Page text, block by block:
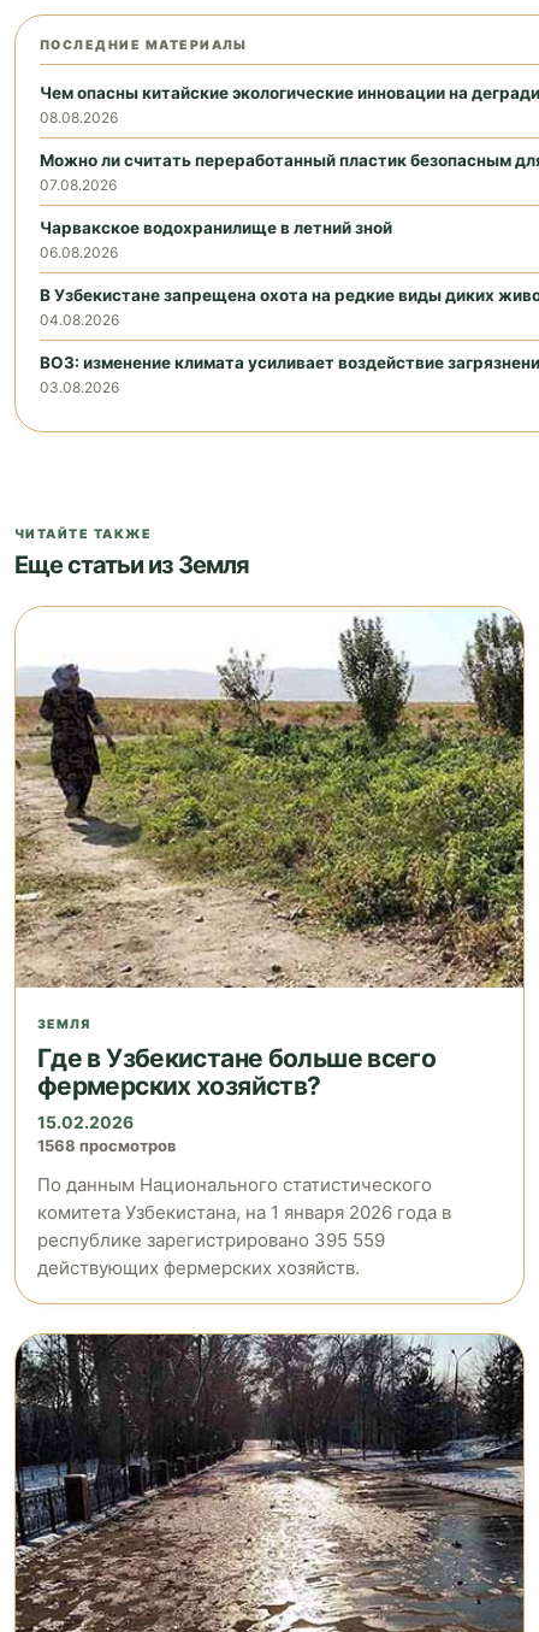
ПОСЛЕДНИЕ МАТЕРИАЛЫ
Чем опасны китайские экологические инновации на
08.08.2026
Можно ли считать переработанный пластик безопасным
07.08.2026
Чарвакское водохранилище в летний зной
06.08.2026
В Узбекистане запрещена охота на редкие виды диких
04.08.2026
ВОЗ: изменение климата усиливает воздействие
03.08.2026
ЧИТАЙТЕ ТАКЖЕ
Еще статьи из Земля
ЗЕМЛЯ
Где в Узбекистане больше всего
фермерских хозяйств?
15.02.2026
1568 просмотров
По данным Национального статистического
комитета Узбекистана, на 1 января 2026 года в
республике зарегистрировано 395 559
действующих фермерских хозяйств.